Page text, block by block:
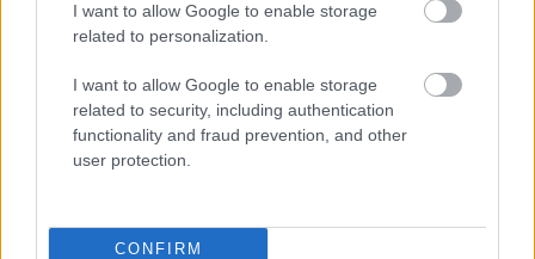
I want to allow Google to enable storage
related to personalization.
I want to allow Google to enable storage
related to security, including authentication
functionality and fraud prevention, and other
user protection.
CONFIRM
MORA oslavuje 200 rokov a ponúka 200 dní
na vyskúšanie vstavaných spotrebičov